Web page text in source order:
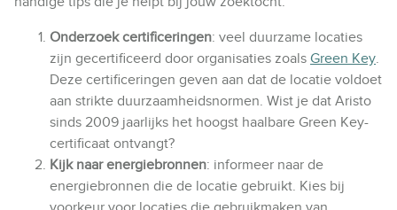
Onderzoek certificeringen: veel duurzame locaties
zijn gecertificeerd door organisaties zoals Green Key.
Deze certificeringen geven aan dat de locatie voldoet
aan strikte duurzaamheidsnormen. Wist je dat Aristo
sinds 2009 jaarlijks het hoogst haalbare Green Key-
certificaat ontvangt?
Kijk naar energiebronnen: informeer naar de
energiebronnen die de locatie gebruikt. Kies bij